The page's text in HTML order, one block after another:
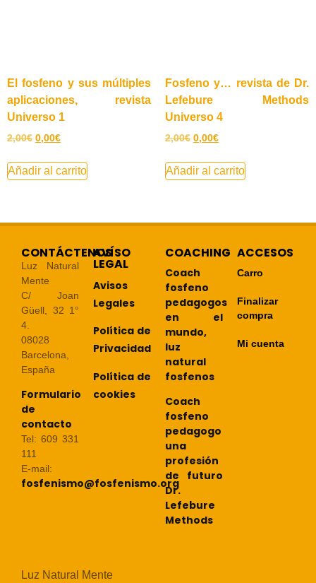
El fosfeno y sus múltiples
aplicaciones, revista
Universo 1
2,00€ 0,00€
Añadir al carrito
Fosfeno y… revista de Dr.
Lefebure Methods
Universo 4
2,00€ 0,00€
Añadir al carrito
CONTÁCTENOS
Luz Natural
Mente
C/ Joan
Güell, 32 1°
4.
08028
Barcelona,
España
Formulario
de
contacto
Tel: 609 331
111
E-mail:
fosfenismo@fosfenismo.org
AVÍSO
LEGAL
Avisos
Legales
Política de
Privacidad
Política de
cookies
COACHING
Coach
fosfeno
pedagogos
en el
mundo,
luz
natural
fosfenos
Coach
fosfeno
pedagogo
una
profesión
de futuro
Dr.
Lefebure
Methods
ACCESOS
Carro
Finalizar
compra
Mi cuenta
Luz Natural Mente